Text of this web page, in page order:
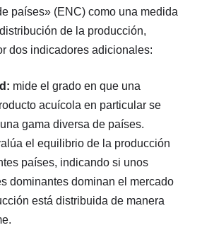
países» (ENC) como una medida
de la producción,
dos indicadores adicionales:
mide el grado en que una
acuícola en particular se
gama diversa de países.
el equilibrio de la producción
países, indicando si unos
dominantes dominan el mercado
está distribuida de manera